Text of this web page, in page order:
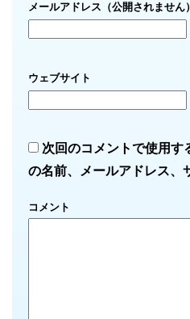
メールアドレス（公開されません
ウェブサイト
次回のコメントで使用す
の名前、メールアドレス、
コメント